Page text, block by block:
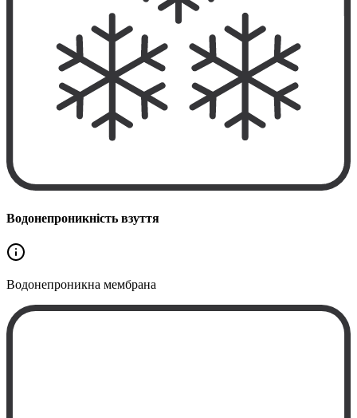
Водонепроникність взуття
Водонепроникна мембрана